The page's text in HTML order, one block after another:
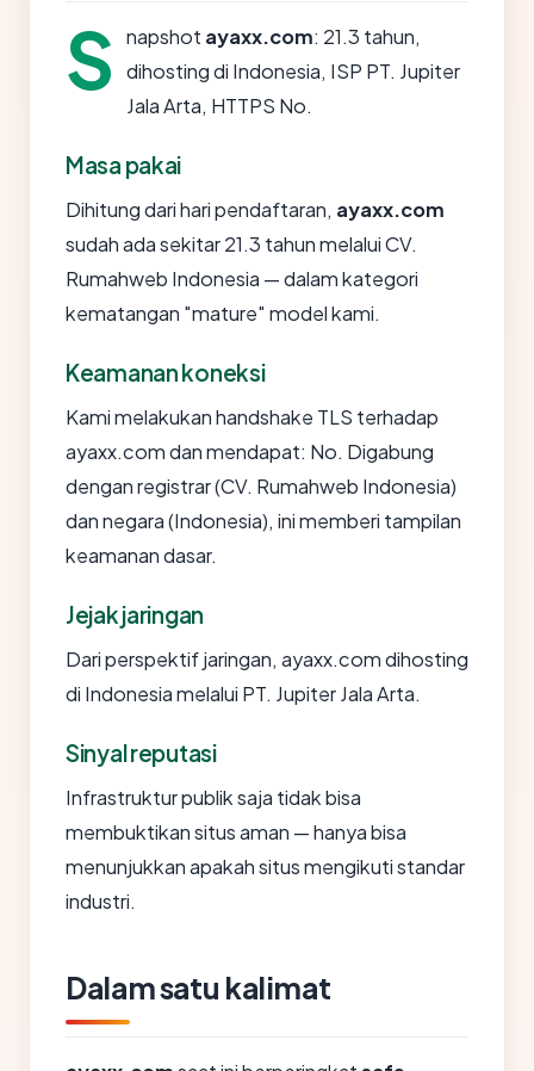
S napshot ayaxx.com: 21.3 tahun,
dihosting di Indonesia, ISP PT. Jupiter
Jala Arta, HTTPS No.
Masa pakai
Dihitung dari hari pendaftaran, ayaxx.com
sudah ada sekitar 21.3 tahun melalui CV.
Rumahweb Indonesia — dalam kategori
kematangan "mature" model kami.
Keamanan koneksi
Kami melakukan handshake TLS terhadap
ayaxx.com dan mendapat: No. Digabung
dengan registrar (CV. Rumahweb Indonesia)
dan negara (Indonesia), ini memberi tampilan
keamanan dasar.
Jejak jaringan
Dari perspektif jaringan, ayaxx.com dihosting
di Indonesia melalui PT. Jupiter Jala Arta.
Sinyal reputasi
Infrastruktur publik saja tidak bisa
membuktikan situs aman — hanya bisa
menunjukkan apakah situs mengikuti standar
industri.
Dalam satu kalimat